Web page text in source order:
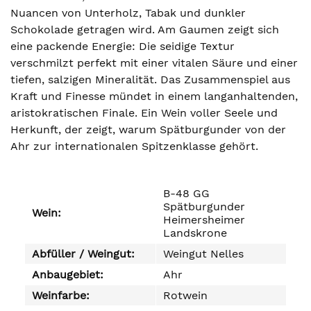
Nuancen von Unterholz, Tabak und dunkler
Schokolade getragen wird. Am Gaumen zeigt sich
eine packende Energie: Die seidige Textur
verschmilzt perfekt mit einer vitalen Säure und einer
tiefen, salzigen Mineralität. Das Zusammenspiel aus
Kraft und Finesse mündet in einem langanhaltenden,
aristokratischen Finale. Ein Wein voller Seele und
Herkunft, der zeigt, warum Spätburgunder von der
Ahr zur internationalen Spitzenklasse gehört.
Wein:
B-48 GG
Spätburgunder
Heimersheimer
Landskrone
Abfüller / Weingut:
Weingut Nelles
Anbaugebiet:
Ahr
Weinfarbe:
Rotwein